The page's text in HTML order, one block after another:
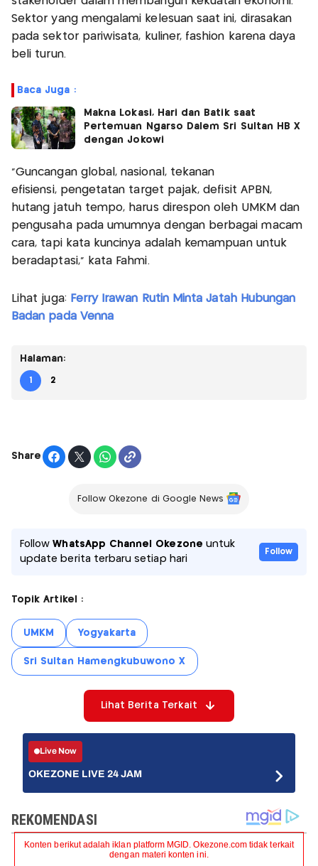
Sektor yang mengalami kelesuan saat ini, dirasakan
pada sektor pariwisata, kuliner, fashion karena daya
beli turun.
Baca Juga :
Makna Lokasi, Hari dan Batik saat
Pertemuan Ngarso Dalem Sri Sultan HB X
dengan Jokowi
“Guncangan global, nasional, tekanan
efisiensi, pengetatan target pajak, defisit APBN,
hutang jatuh tempo, harus direspon oleh UMKM dan
pengusaha pada umumnya dengan berbagai macam
cara, tapi kata kuncinya adalah kemampuan untuk
beradaptasi," kata Fahmi.
Lihat juga: Ferry Irawan Rutin Minta Jatah Hubungan
Badan pada Venna
Halaman:
1 2
Share
Follow Okezone di Google News
FollowWhatsApp Channel Okezone untuk
update berita terbaru setiap hari
Follow
Topik Artikel :
UMKM Yogyakarta
Sri Sultan Hamengkubuwono X
Lihat Berita Terkait
Live Now
OKEZONE LIVE 24 JAM